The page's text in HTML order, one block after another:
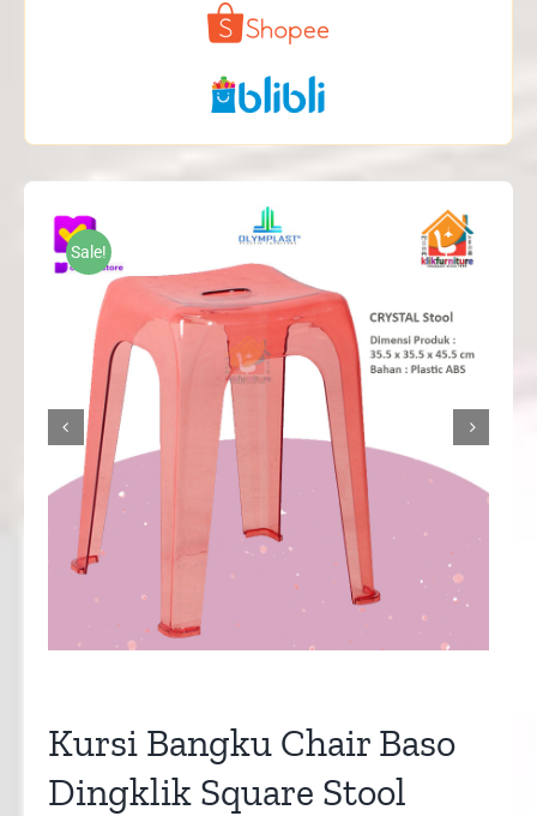
Sale!
 
Kursi Bangku Chair Baso
Dingklik Square Stool